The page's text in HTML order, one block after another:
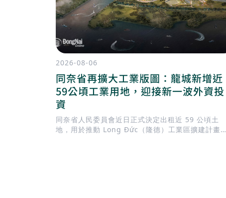
2026-08-06
同奈省再擴大工業版圖：龍城新增近
59公頃工業用地，迎接新一波外資投
資
同奈省人民委員會近日正式決定出租近 59 公頃土
地，用於推動 Long Đức（隆德）工業區擴建計畫。